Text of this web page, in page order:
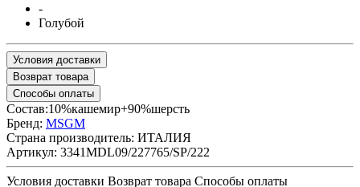
-
Голубой
Условия доставки
Возврат товара
Способы оплаты
Cостав:10%кашемир+90%шерсть
Бренд: MSGM
Страна производитель: ИТАЛИЯ
Артикул: 3341MDL09/227765/SP/222
Условия доставки Возврат товара Cпособы оплаты